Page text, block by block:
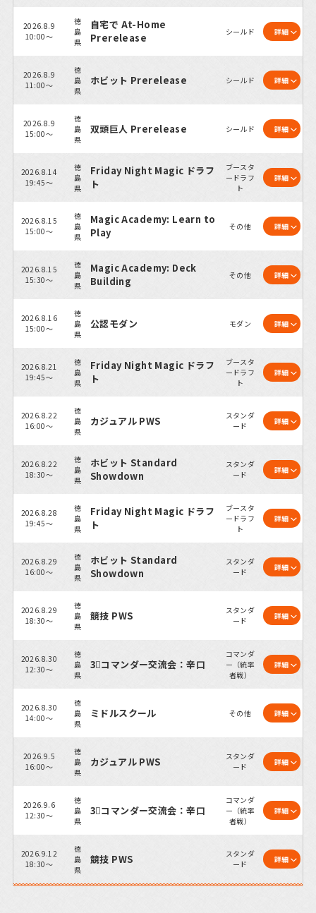
2026.8.9
10:00～
徳
島
県
自宅で At-Home
Prerelease
シールド 詳細
2026.8.9
11:00～
徳
島
県
ホビット Prerelease シールド 詳細
2026.8.9
15:00～
徳
島
県
双頭巨人 Prerelease シールド 詳細
2026.8.14
19:45～
徳
島
県
Friday Night Magic ドラフ
ト
ブースタ
ードラフ
ト
詳細
2026.8.15
15:00～
徳
島
県
Magic Academy: Learn to
Play
その他 詳細
2026.8.15
15:30～
徳
島
県
Magic Academy: Deck
Building
その他 詳細
2026.8.16
15:00～
徳
島
県
公認モダン モダン 詳細
2026.8.21
19:45～
徳
島
県
Friday Night Magic ドラフ
ト
ブースタ
ードラフ
ト
詳細
2026.8.22
16:00～
徳
島
県
カジュアル PWS
スタンダ
ード
詳細
2026.8.22
18:30～
徳
島
県
ホビット Standard
Showdown
スタンダ
ード
詳細
2026.8.28
19:45～
徳
島
県
Friday Night Magic ドラフ
ト
ブースタ
ードラフ
ト
詳細
2026.8.29
16:00～
徳
島
県
ホビット Standard
Showdown
スタンダ
ード
詳細
2026.8.29
18:30～
徳
島
県
競技 PWS
スタンダ
ード
詳細
2026.8.30
12:30～
徳
島
県
3⃣コマンダー交流会：辛口
コマンダ
ー（統率
者戦）
詳細
2026.8.30
14:00～
徳
島
県
ミドルスクール その他 詳細
2026.9.5
16:00～
徳
島
県
カジュアル PWS
スタンダ
ード
詳細
2026.9.6
12:30～
徳
島
県
3⃣コマンダー交流会：辛口
コマンダ
ー（統率
者戦）
詳細
2026.9.12
18:30～
徳
島
県
競技 PWS
スタンダ
ード
詳細